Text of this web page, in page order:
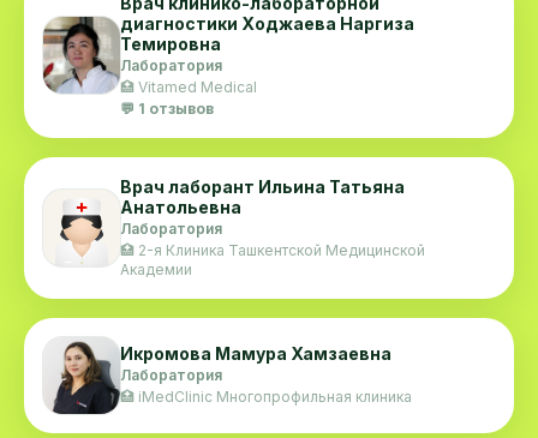
диагностики Ходжаева Наргиза
Темировна
Лаборатория
🏥 Vitamed Medical
💬 1 отзывов
Врач лаборант Ильина Татьяна
Анатольевна
Лаборатория
🏥 2-я Клиника Ташкентской Медицинской
Академии
Икромова Мамура Хамзаевна
Лаборатория
🏥 iMedClinic Многопрофильная клиника